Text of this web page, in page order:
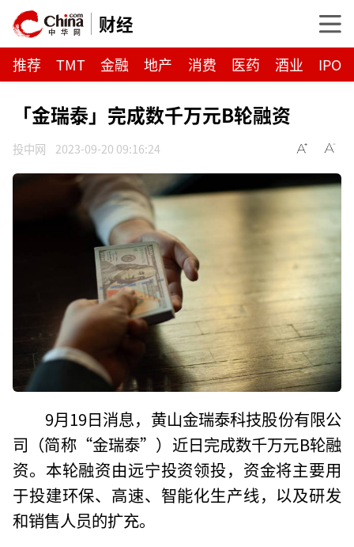
财经
推荐 TMT 金融 地产 消费 医药 酒业 IPO
「金瑞泰」完成数千万元B轮融资
投中网 2023-09-20 09:16:24
9月19日消息，黄山金瑞泰科技股份有限公
司（简称“金瑞泰”）近日完成数千万元B轮融
资。本轮融资由远宁投资领投，资金将主要用
于投建环保、高速、智能化生产线，以及研发
和销售人员的扩充。